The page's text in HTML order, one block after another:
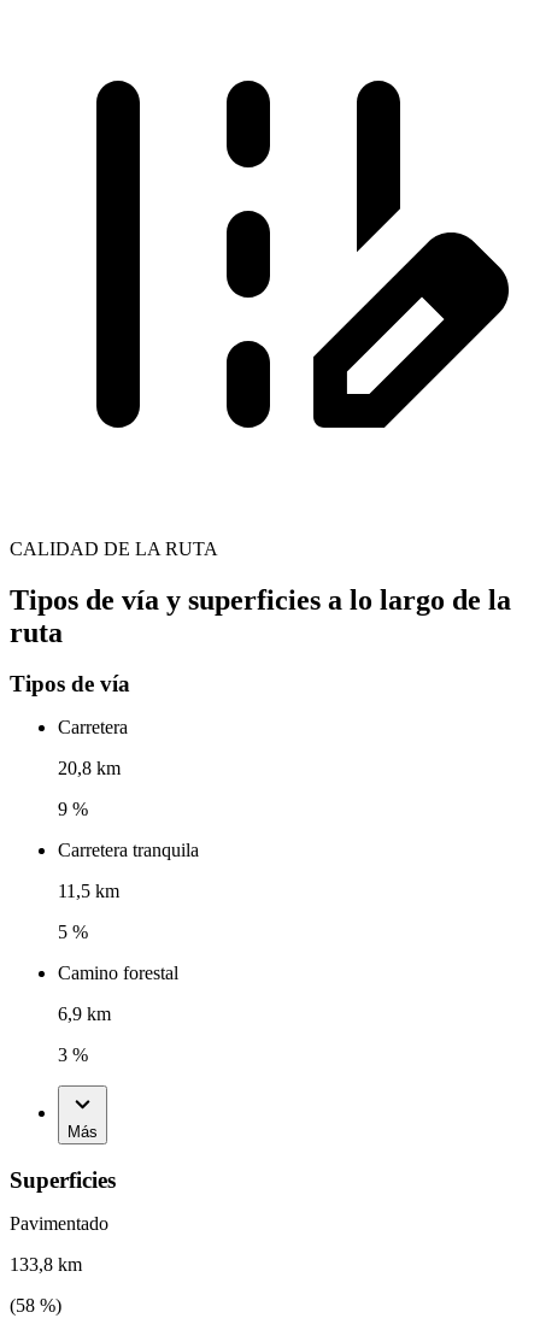
CALIDAD DE LA RUTA
Tipos de vía y superficies a lo largo de la
ruta
Tipos de vía
Carretera
20,8 km
9 %
Carretera tranquila
11,5 km
5 %
Camino forestal
6,9 km
3 %
Más
Superficies
Pavimentado
133,8 km
(58 %)